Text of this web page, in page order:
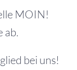
MOIN!
ab.
bei uns!